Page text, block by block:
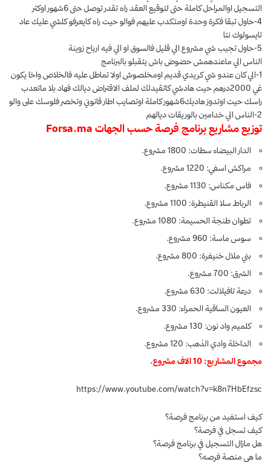
التسجيل اوالمراحل كاملة حتى لتوقيع العقد راه تقدر توصل حتى 6شهور اوكتر
4-حاول تبقا فكرة وحدة اومتكدب عليهم فوالو حيت راه كايعرفو كلشي عليك عاد
تايسولوك نتا
5-حاول تجيب شي مشروع الي قليل فالسوق او الي فيه ارباح زوينة
الناس الي ماعندهمش حضوض باش يتقبلو بالبرنامج
1-الي كان عندو شي كريدي قديم اومخلصوش اولا تماطل عليه فالخلاص واخا يكون
غي 2000درهم حيت هادشي كاتقيدلك لملف الاقتراض ديالك فهاد بلا ماتعدب
راسك حيت اوتدوز هاديك6شهور كاملة اوتصايب اطار قانوني وتخصر فلوسك على والو
2-الناس الي خدامين بالوريقات ديالهم
توزيع مشاريع برنامج فرصة حسب الجهات Forsa.ma
الدار البيضاء سطات: 1800 مشروع.
مراكش اسفي: 1220 مشروع.
فاس مكناس: 1130 مشروع.
الرباط سلا القنيطرة: 1100 مشروع.
تطوان طنجة الحسيمة: 1080 مشروع.
سوس ماسة: 960 مشروع.
بني ملال خنيفرة: 800 مشروع.
الشرق: 700 مشروع.
درعة تافيلالت: 630 مشروع.
العيون الساقية الحمراء: 330 مشروع.
كلميم واد نون: 130 مشروع.
الداخلة وادي الذهب: 120 مشروع.
مجموع المشاريع: 10 الاف مشروع.
https://www.youtube.com/watch?v=k8n7HbEfzsc
كيف استفيد من برنامج فرصة؟
كيف تسجل في فرصة؟
هل مازال التسجيل في برنامج فرصة؟
ما هي منصة فرصه؟